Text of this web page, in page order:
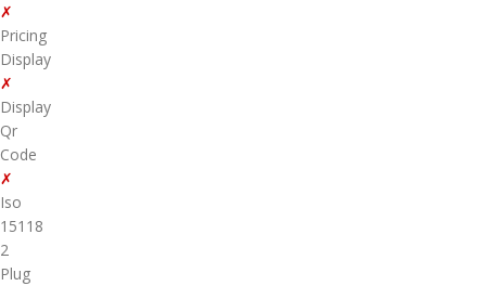
✗
Pricing
Display
✗
Display
Qr
Code
✗
Iso
15118
2
Plug